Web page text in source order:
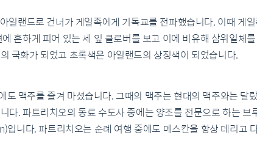
일랜드로 건너가 게일족에게 기독교를 전파했습니다. 이때 게
흔하게 피어 있는 세 잎 클로버를 보고 이에 비유해 삼위일체
국화가 되었고 초록색은 아일랜드의 상징색이 되었습니다.
도 맥주를 즐겨 마셨습니다. 그때의 맥주는 현대의 맥주와는 달
다. 파트리치오의 동료 수도사 중에는 양조를 전문으로 하는 브
입니다. 파트리치오는 순례 여행 중에도 메스칸을 항상 데리고